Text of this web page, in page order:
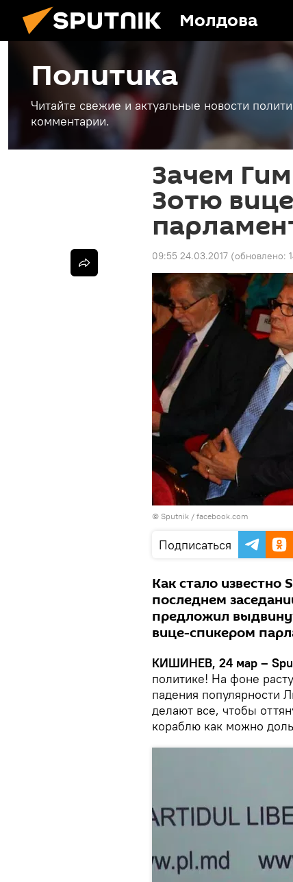
Молдова
Политика
Читайте свежие и актуальные новости
комментарии.
Зачем
Зотю
09:55 24.03.2017 (обновлено:
© Sputnik / facebook.com
Подписаться
Как стало известно
последнем
предложил
вице-спикером
КИШИНЕВ, 24 мар –
политике! На фоне
падения популярности
делают все, чтобы
кораблю как можно